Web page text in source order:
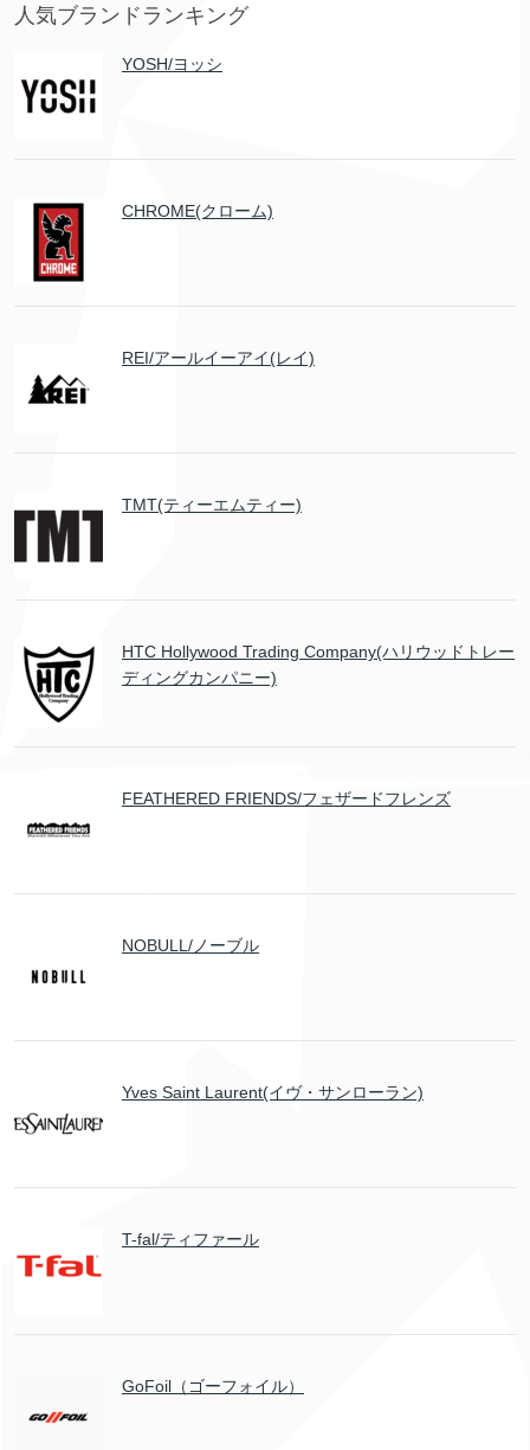
人気ブランドランキング
YOSH/ヨッシ
CHROME(クローム)
REI/アールイーアイ(レイ)
TMT(ティーエムティー)
HTC Hollywood Trading Company(ハリウッドトレー
ディングカンパニー)
FEATHERED FRIENDS/フェザードフレンズ
NOBULL/ノーブル
Yves Saint Laurent(イヴ・サンローラン)
T-fal/ティファール
GoFoil（ゴーフォイル）